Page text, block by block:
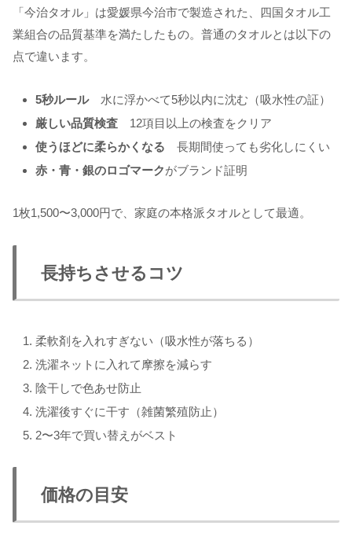
「今治タオル」は愛媛県今治市で製造された、四国タオル工
業組合の品質基準を満たしたもの。普通のタオルとは以下の
点で違います。
5秒ルール水に浮かべて5秒以内に沈む（吸水性の証）
厳しい品質検査 12項目以上の検査をクリア
使うほどに柔らかくなる 長期間使っても劣化しにくい
赤・青・銀のロゴマークがブランド証明
1枚1,500〜3,000円で、家庭の本格派タオルとして最適。
長持ちさせるコツ
柔軟剤を入れすぎない（吸水性が落ちる）
洗濯ネットに入れて摩擦を減らす
陰干しで色あせ防止
洗濯後すぐに干す（雑菌繁殖防止）
2〜3年で買い替えがベスト
価格の目安